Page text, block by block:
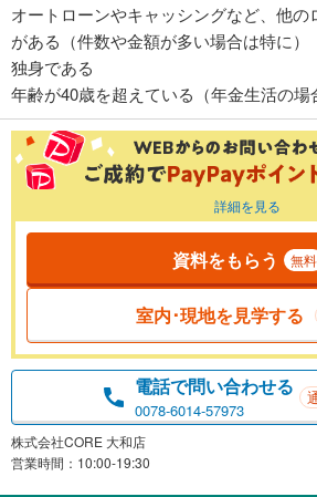
オートローンやキャッシングなど、他の
がある（件数や金額が多い場合は特に）
独身である
年齢が40歳を超えている（年金生活の場
詳細を見る
資料をもらう 無料
室内･現地を見学する
電話で問い合わせる
0078-6014-57973
株式会社CORE 大和店
営業時間：10:00-19:30